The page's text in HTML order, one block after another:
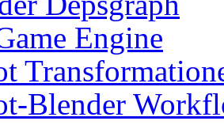
Engine
Blender